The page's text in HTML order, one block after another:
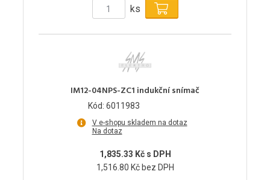
ks
IM12-04NPS-ZC1 indukční snímač
Kód: 6011983
V e-shopu skladem na dotaz
Na dotaz
1,835.33 Kč s DPH
1,516.80 Kč bez DPH